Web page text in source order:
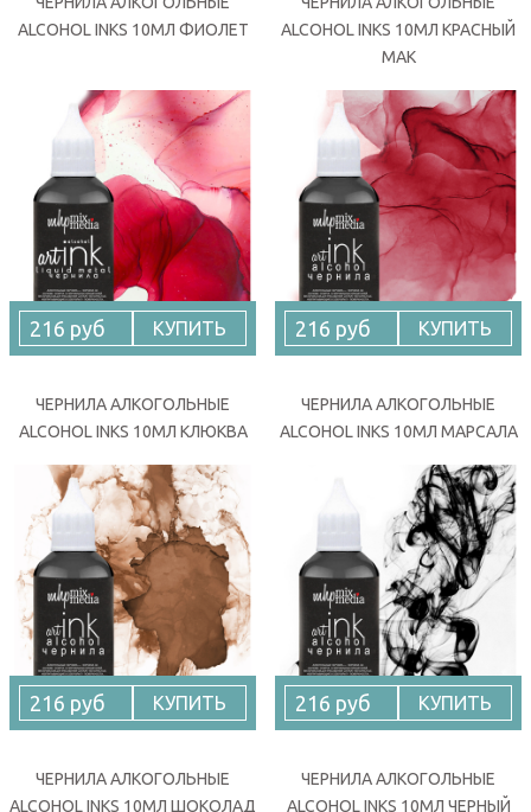
ALCOHOL INKS 10МЛ ФИОЛЕТ
ALCOHOL INKS 10МЛ КРАСНЫЙ
МАК
216 руб КУПИТЬ
ЧЕРНИЛА АЛКОГОЛЬНЫЕ
ALCOHOL INKS 10МЛ КЛЮКВА
216 руб КУПИТЬ
ЧЕРНИЛА АЛКОГОЛЬНЫЕ
ALCOHOL INKS 10МЛ МАРСАЛА
216 руб КУПИТЬ
ЧЕРНИЛА АЛКОГОЛЬНЫЕ
ALCOHOL INKS 10МЛ ШОКОЛАД
216 руб КУПИТЬ
ЧЕРНИЛА АЛКОГОЛЬНЫЕ
ALCOHOL INKS 10МЛ ЧЕРНЫЙ